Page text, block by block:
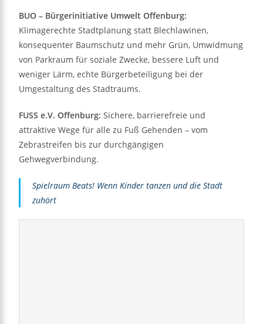
BUO – Bürgerinitiative Umwelt Offenburg:
Klimagerechte Stadtplanung statt Blechlawinen,
konsequenter Baumschutz und mehr Grün, Umwidmung
von Parkraum für soziale Zwecke, bessere Luft und
weniger Lärm, echte Bürgerbeteiligung bei der
Umgestaltung des Stadtraums.
FUSS e.V. Offenburg: Sichere, barrierefreie und
attraktive Wege für alle zu Fuß Gehenden – vom
Zebrastreifen bis zur durchgängigen
Gehwegverbindung.
Spielraum Beats! Wenn Kinder tanzen und die Stadt
zuhört